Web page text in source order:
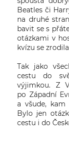
Beatles či
na druhé
bavit se s
otázkami v
kvízu se
Tak jako
cestu do
výjimkou. Z
po Západní
a všude, kam
Bylo jen
cestu i do